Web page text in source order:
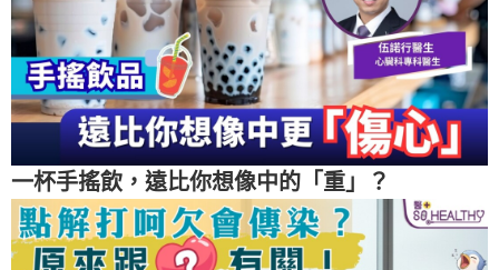
一杯手搖飲，遠比你想像中的「重」？